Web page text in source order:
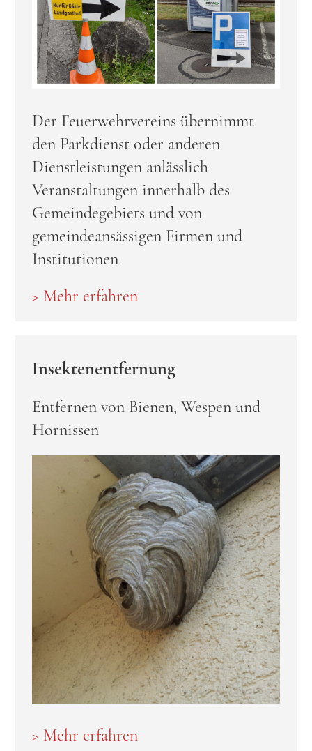
Der Feuerwehrvereins übernimmt
den Parkdienst oder anderen
Dienstleistungen anlässlich
Veranstaltungen innerhalb des
Gemeindegebiets und von
gemeindeansässigen Firmen und
Institutionen
> Mehr erfahren
Insektenentfernung
Entfernen von Bienen, Wespen und
Hornissen
> Mehr erfahren